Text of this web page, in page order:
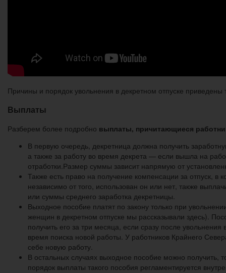
Причины и порядок увольнения в декретном отпуске
Выплаты
Разберем более подробно выплаты, причитающиеся
В первую очередь, декретница должна получить
а также за работу во время декрета — если вышла на
отработки.Размер суммы зависит напрямую от
Также есть право на получение компенсации за отпуск,
независимо от того, использован он или нет, также
или суммы среднего заработка декретницы.
Выходное пособие платят по закону только при
женщин в декретном отпуске мы рассказывали здесь).
получить его за три месяца, если сразу после
время поиска новой работы. У работников Крайнего
себе новую работу.
В остальных случаях выходное пособие можно получить,
порядок выплаты такого пособия регламентируется